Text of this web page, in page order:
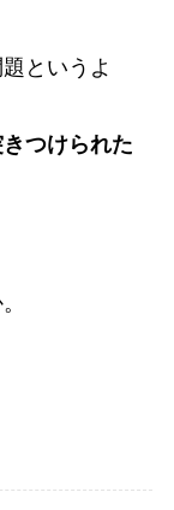
というよ
つけられた